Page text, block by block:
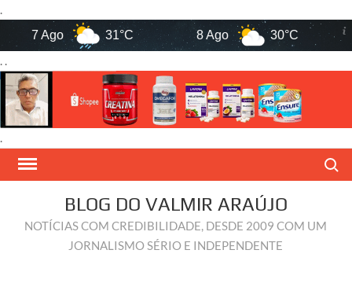
.
7 Ago 31°C 8 Ago 30°C
. .
.
Skip
BLOG DO VALMIR ARAÚJO
NOTÍCIAS COM CREDIBILIDADE, DESDE 2009 COM UM
JORNALISMO SÉRIO E INDEPENDENTE